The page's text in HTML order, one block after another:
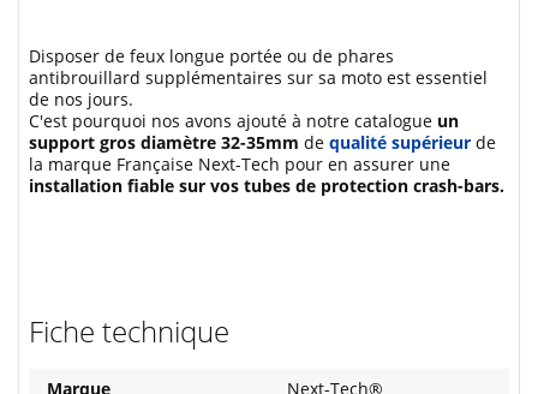
Disposer de feux longue portée ou de phares
antibrouillard supplémentaires sur sa moto est essentiel
de nos jours.
C'est pourquoi nos avons ajouté à notre catalogue un
support gros diamètre 32-35mm de qualité supérieur de
la marque Française Next-Tech pour en assurer une
installation fiable sur vos tubes de protection crash-bars.
Fiche technique
Marque
Next-Tech®